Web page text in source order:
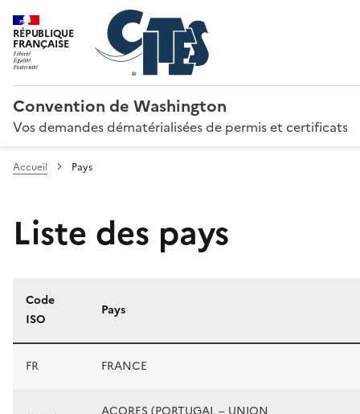
RÉPUBLIQUE
FRANÇAISE
Convention de Washington
Vos demandes dématérialisées de permis et certificats
Accueil Pays
Liste des pays
Liste des pays
Code
ISO
Pays
FR FRANCE